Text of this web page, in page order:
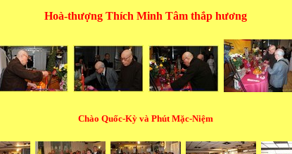
Hoà-thượng Thích Minh Tâm thắp hương
Chào Quốc-Kỳ và Phút Mặc-Niệm